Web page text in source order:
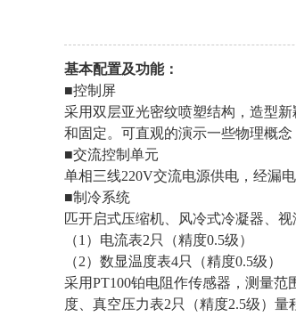
基本配置及功能：
■控制屏
采用双层亚光密纹喷塑结构，造型
和固定。可直观的演示一些物理概
■交流控制单元
单相三线220V交流电源供电，经漏
■制冷系统
匹开启式压缩机、风冷式冷凝器、
（1）电流表2只（精度0.5级）
（2）数显温度表4只（精度0.5级）
采用PT100铂电阻作传感器，测量
度、真空压力表2只（精度2.5级）量